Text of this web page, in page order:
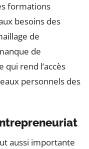
formations
besoins des
de
de
qui rend l’accès
personnels des
aussi importante